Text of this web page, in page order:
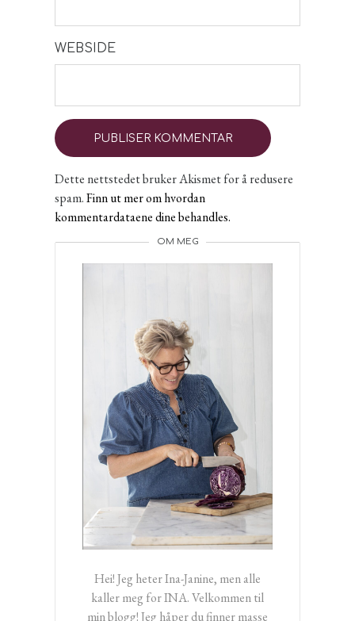
WEBSIDE
Dette nettstedet bruker Akismet for å redusere
spam.Finn ut mer om hvordan
kommentardataene dine behandles.
OM MEG
Hei! Jeg heter Ina-Janine, men alle
kaller meg for INA. Velkommen til
min blogg! Jeg håper du finner masse